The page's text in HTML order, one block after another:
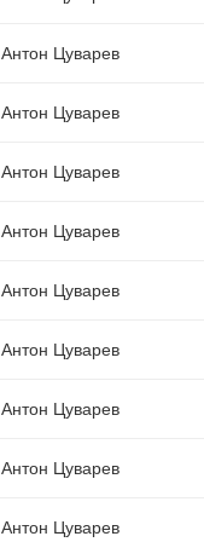
Антон Цуварев
Антон Цуварев
Антон Цуварев
Антон Цуварев
Антон Цуварев
Антон Цуварев
Антон Цуварев
Антон Цуварев
Антон Цуварев